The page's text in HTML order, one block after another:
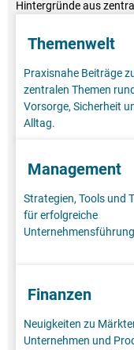
Hintergründe aus
Themenwelt
Praxisnahe Beiträge
zentralen Themen
Vorsorge, Sicherheit
Alltag.
Management
Strategien, Tools und
für erfolgreiche
Finanzen
Neuigkeiten zu
Unternehmen und